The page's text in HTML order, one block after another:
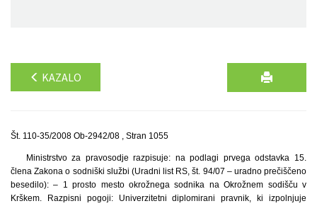
KAZALO
Št. 110-35/2008 Ob-2942/08 , Stran 1055
Ministrstvo za pravosodje razpisuje: na podlagi prvega odstavka 15.
člena Zakona o sodniški službi (Uradni list RS, št. 94/07 – uradno prečiščeno
besedilo): – 1 prosto mesto okrožnega sodnika na Okrožnem sodišču v
Krškem. Razpisni pogoji: Univerzitetni diplomirani pravnik, ki izpolnjuje